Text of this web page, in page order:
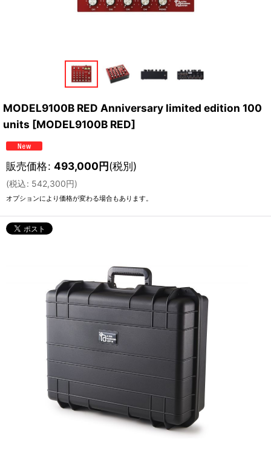
MODEL9100B RED Anniversary limited edition 100
units [MODEL9100B RED]
販売価格: 493,000円(税別)
(税込: 542,300円)
オプションにより価格が変わる場合もあります。